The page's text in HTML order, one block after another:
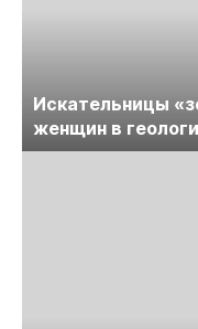
Искательницы
женщин в